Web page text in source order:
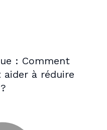
: Comment
à réduire